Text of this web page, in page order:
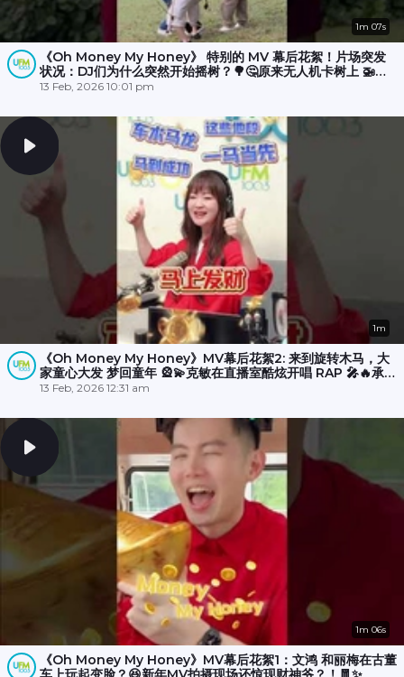
1m 07s
《Oh Money My Honey》 特别的 MV 幕后花絮！片场突发
状况：DJ们为什么突然开始摇树？🌳🤔原来无人机卡树上 🚁
💥，大家冒雨☔️努力了半小时才成功营救！🎉
13 Feb, 2026 10:01 pm
1m
《Oh Money My Honey》MV幕后花絮2: 来到旋转木马，大
家童心大发 梦回童年 🎡💫克敏在直播室酷炫开唱 RAP 🎤🔥承尧
和丽梅则拍摄空档在木马上斗舞？💃🕺
13 Feb, 2026 12:31 am
1m 06s
《Oh Money My Honey》MV幕后花絮1：文鸿 和丽梅在古董